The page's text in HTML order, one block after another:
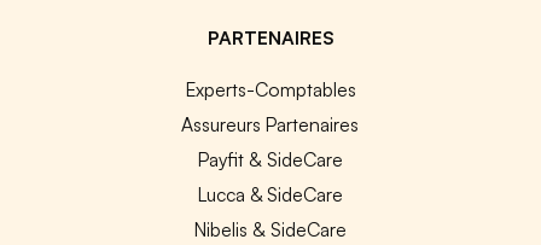
PARTENAIRES
Experts-Comptables
Assureurs Partenaires
Payfit & SideCare
Lucca & SideCare
Nibelis & SideCare